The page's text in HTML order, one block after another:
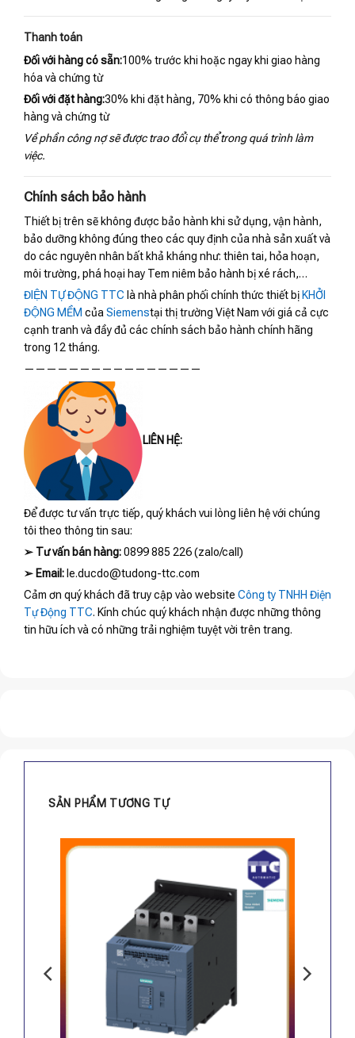
Thanh toán
Đối với hàng có sẵn:100% trước khi hoặc ngay khi giao hàng
hóa và chứng từ
Đối với đặt hàng:30% khi đặt hàng, 70% khi có thông báo giao
hàng và chứng từ
Về phần công nợ sẽ được trao đổi cụ thể trong quá trình làm
việc.
Chính sách bảo hành
Thiết bị trên sẽ không được bảo hành khi sử dụng, vận hành,
bảo dưỡng không đúng theo các quy định của nhà sản xuất và
do các nguyên nhân bất khả kháng như: thiên tai, hỏa hoạn,
môi trường, phá hoại hay Tem niêm bảo hành bị xé rách,…
ĐIỆN TỰ ĐỘNG TTC là nhà phân phối chính thức thiết bị KHỞI
ĐỘNG MỀM của Siemenstại thị trường Việt Nam với giá cả cực
cạnh tranh và đầy đủ các chính sách bảo hành chính hãng
trong 12 tháng.
————————————————
LIÊN HỆ:
Để được tư vấn trực tiếp, quý khách vui lòng liên hệ với chúng
tôi theo thông tin sau:
➢ Tư vấn bán hàng:0899 885 226 (zalo/call)
➢ Email: le.ducdo@tudong-ttc.com
Cảm ơn quý khách đã truy cập vào website Công ty TNHH Điện
Tự Động TTC. Kính chúc quý khách nhận được những thông
tin hữu ích và có những trải nghiệm tuyệt vời trên trang.
SẢN PHẨM TƯƠNG TỰ